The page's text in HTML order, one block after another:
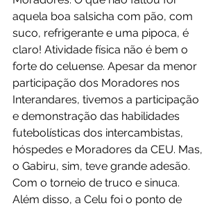
aquela boa salsicha com pão, com
suco, refrigerante e uma pipoca, é
claro! Atividade física não é bem o
forte do celuense. Apesar da menor
participação dos Moradores nos
Interandares, tivemos a participação
e demonstração das habilidades
futebolísticas dos intercambistas,
hóspedes e Moradores da CEU. Mas,
o Gabiru, sim, teve grande adesão.
Com o torneio de truco e sinuca.
Além disso, a Celu foi o ponto de